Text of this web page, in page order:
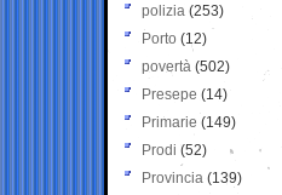
polizia (253)
Porto (12)
povertà (502)
Presepe (14)
Primarie (149)
Prodi (52)
Provincia (139)